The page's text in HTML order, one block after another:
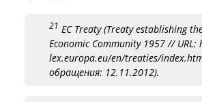
21 EC Treaty (Treaty establishing
Economic Community 1957 //
lex.europa.eu/en/treaties/
обращения: 12.11.2012).